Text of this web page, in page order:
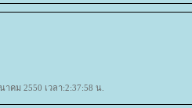
คม 2550 เวลา:2:37:58 น.